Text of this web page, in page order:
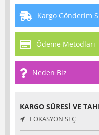
Kargo Gönderim
Ödeme Metodları
Neden Biz
KARGO SÜRESI VE
LOKASYON SEÇ